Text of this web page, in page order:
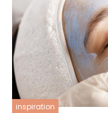
inspiration